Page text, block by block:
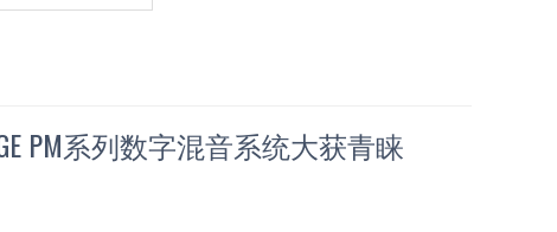
PM系列数字混音系统大获青睐